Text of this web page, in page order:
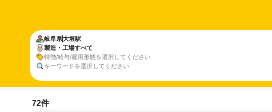
岐阜県大垣駅
製造・工場すべて
特徴/給与/雇用形態を選択してください
キーワードを選択してください
72件